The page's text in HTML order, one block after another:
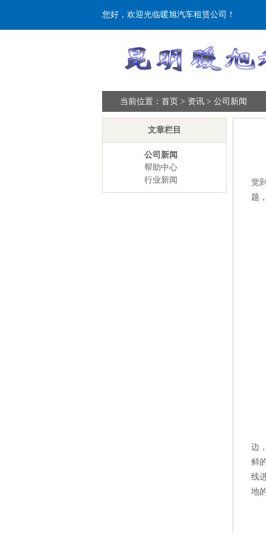
您好，欢迎光临暖旭汽车租赁公司！
当前位置： 首页 > 资讯 > 公司新闻
文章栏目
公司新闻
帮助中心
行业新闻
觉
题
边
鲜
线
地